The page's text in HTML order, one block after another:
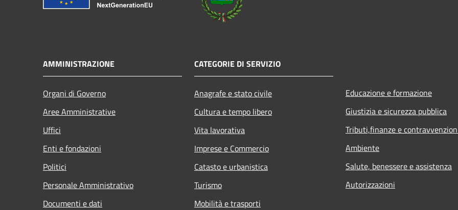
AMMINISTRAZIONE
Organi di Governo
Aree Amministrative
Uffici
Enti e fondazioni
Politici
Personale Amministrativo
Documenti e dati
CATEGORIE DI SERVIZIO
Anagrafe e stato civile
Cultura e tempo libero
Vita lavorativa
Imprese e Commercio
Catasto e urbanistica
Turismo
Mobilità e trasporti
Educazione e formazione
Giustizia e sicurezza pubblica
Tributi,finanze e
Ambiente
Salute, benessere e assistenza
Autorizzazioni